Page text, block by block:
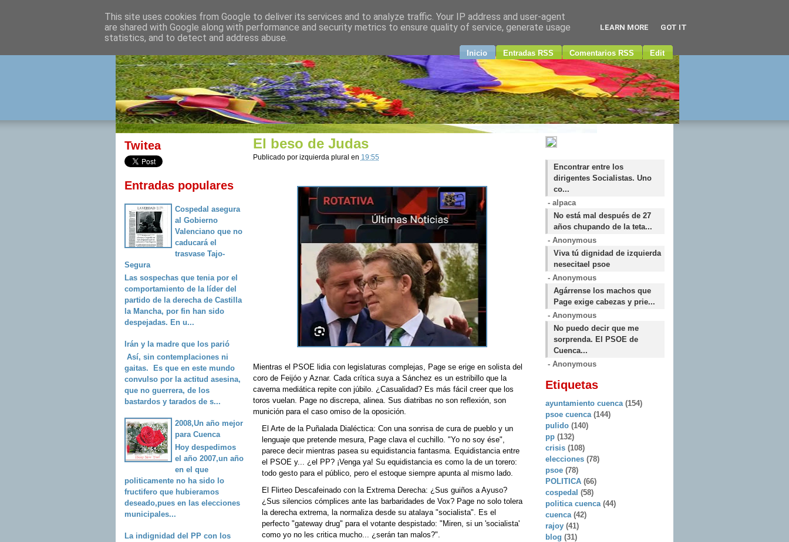
izquierda plural
Inicio Entradas RSS Comentarios RSS Edit
Twitea
Entradas populares
Cospedal asegura
al Gobierno
Valenciano que no
caducará el
trasvase Tajo-
Segura
Las sospechas que tenia por el
comportamiento de la líder del
partido de la derecha de Castilla
la Mancha, por fin han sido
despejadas. En u...
Irán y la madre que los parió
Así, sin contemplaciones ni
gaitas. Es que en este mundo
convulso por la actitud asesina,
que no guerrera, de los
bastardos y tarados de s...
2008,Un año mejor
para Cuenca
Hoy despedimos
el año 2007,un año
en el que
politicamente no ha sido lo
fructifero que hubieramos
deseado,pues en las elecciones
municipales...
La indignidad del PP con los
El beso de Judas
Publicado por izquierda plural en 19:55
Mientras el PSOE lidia con legislaturas complejas, Page se erige en solista del
coro de Feijóo y Aznar. Cada crítica suya a Sánchez es un estribillo que la
caverna mediática repite con júbilo. ¿Casualidad? Es más fácil creer que los
toros vuelan. Page no discrepa, alinea. Sus diatribas no son reflexión, son
munición para el caso omiso de la oposición.
El Arte de la Puñalada Dialéctica: Con una sonrisa de cura de pueblo y un
lenguaje que pretende mesura, Page clava el cuchillo. "Yo no soy ése",
parece decir mientras pasea su equidistancia fantasma. Equidistancia entre
el PSOE y... ¿el PP? ¡Venga ya! Su equidistancia es como la de un torero:
todo gesto para el público, pero el estoque siempre apunta al mismo lado.
El Flirteo Descafeinado con la Extrema Derecha: ¿Sus guiños a Ayuso?
¿Sus silencios cómplices ante las barbaridades de Vox? Page no solo tolera
la derecha extrema, la normaliza desde su atalaya "socialista". Es el
perfecto "gateway drug" para el votante despistado: "Miren, si un 'socialista'
como yo no les critica mucho... ¿serán tan malos?".
Encontrar entre los
dirigentes Socialistas. Uno
co...
- alpaca
No está mal después de 27
años chupando de la teta...
- Anonymous
Viva tú dignidad de izquierda
nesecitael psoe
- Anonymous
Agárrense los machos que
Page exige cabezas y prie...
- Anonymous
No puedo decir que me
sorprenda. El PSOE de
Cuenca...
- Anonymous
Etiquetas
ayuntamiento cuenca (154)
psoe cuenca (144)
pulido (140)
pp (132)
crisis (108)
elecciones (78)
psoe (78)
POLITICA (66)
cospedal (58)
politica cuenca (44)
cuenca (42)
rajoy (41)
blog (31)
This site uses cookies from Google to deliver its services and to analyze traffic. Your IP address and user-agent
are shared with Google along with performance and security metrics to ensure quality of service, generate usage
statistics, and to detect and address abuse.
LEARN MORE GOT IT